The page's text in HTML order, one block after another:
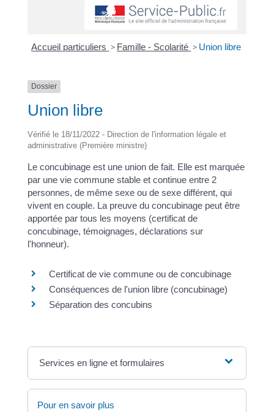
Accueil particuliers > Famille - Scolarité > Union libre
Dossier
Union libre
Vérifié le 18/11/2022 - Direction de l'information légale et
administrative (Première ministre)
Le concubinage est une union de fait. Elle est marquée
par une vie commune stable et continue entre 2
personnes, de même sexe ou de sexe différent, qui
vivent en couple. La preuve du concubinage peut être
apportée par tous les moyens (certificat de
concubinage, témoignages, déclarations sur
l'honneur).
Certificat de vie commune ou de concubinage
Conséquences de l'union libre (concubinage)
Séparation des concubins
Services en ligne et formulaires
Pour en savoir plus